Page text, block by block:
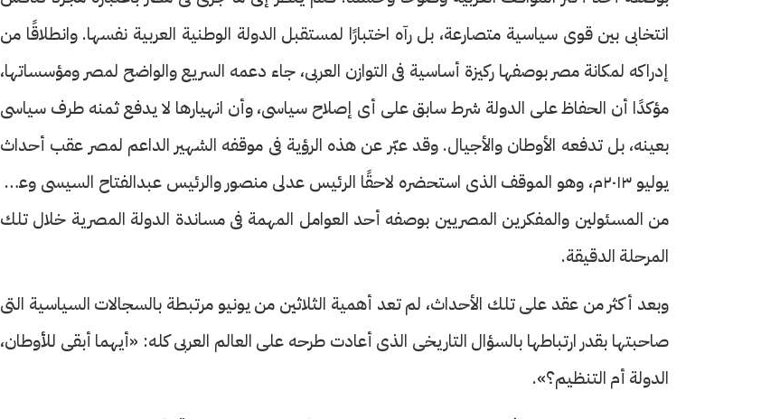
انتخابى بين قوى سياسية متصارعة، بل رآه اختبارًا لمستقبل الدولة الوطنية العربية نفسها. وانطلاقًا من
إدراكه لمكانة مصر بوصفها ركيزة أساسية فى التوازن العربى، جاء دعمه السريع والواضح لمصر ومؤسساتها،
مؤكدًا أن الحفاظ على الدولة شرط سابق على أى إصلاح سياسى، وأن انهيارها لا يدفع ثمنه طرف سياسى
بعينه، بل تدفعه الأوطان والأجيال. وقد عبّر عن هذه الرؤية فى موقفه الشهير الداعم لمصر عقب أحداث
يوليو ٢٠١٣م، وهو الموقف الذى استحضره لاحقًا الرئيس عدلى منصور والرئيس عبدالفتاح السيسى وعدد
من المسئولين والمفكرين المصريين بوصفه أحد العوامل المهمة فى مساندة الدولة المصرية خلال تلك
المرحلة الدقيقة.
وبعد أكثر من عقد على تلك الأحداث، لم تعد أهمية الثلاثين من يونيو مرتبطة بالسجالات السياسية التى
صاحبتها بقدر ارتباطها بالسؤال التاريخى الذى أعادت طرحه على العالم العربى كله: «أيهما أبقى للأوطان،
الدولة أم التنظيم؟».